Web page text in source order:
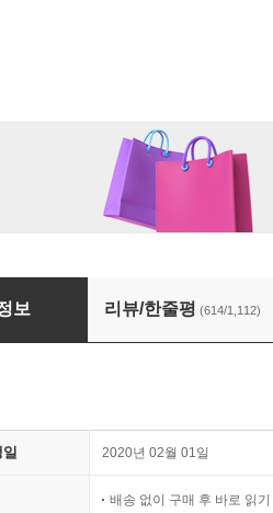
찾아가겠어요
보 리뷰/한줄평 (614/1,112)
일 2020년 02월 01일
배송 없이 구매 후 바로 읽기